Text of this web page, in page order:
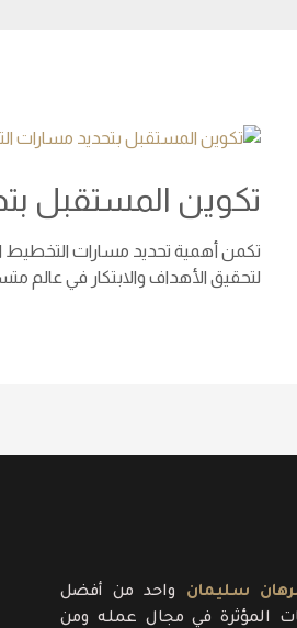
تكوين المستقبل
تكمن أهمية تحديد مسارات التخطيط
لتحقيق الأهداف والابتكار في عالم
برهان سليمان واحد من أفضل
المؤثرة في مجال عمله ومن